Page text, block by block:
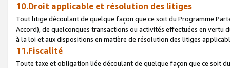
10.Droit applicable et résolution des litiges
Tout litige découlant de quelque façon que ce soit du Programme
Accord), de quelconques transactions ou activités effectuées en vertu
à la loi et aux dispositions en matière de résolution des litiges
11.Fiscalité
Toute taxe et obligation liée découlant de quelque façon que ce soit